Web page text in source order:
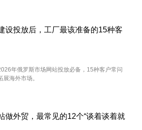
设投放后，工厂最该准备的15种客
年俄罗斯市场网站投放必备，15种客户常问
海外市场。
做外贸，最常见的12个“谈着谈着就